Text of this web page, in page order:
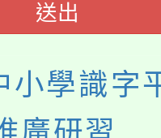
送出
小學識字